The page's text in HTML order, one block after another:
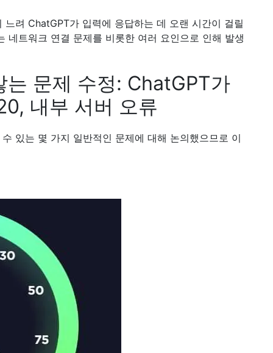
느려 ChatGPT가 입력에 응답하는 데 오랜 시간이 걸릴
네트워크 연결 문제를 비롯한 여러 요인으로 인해 발생
문제 수정: ChatGPT가
내부 서버 오류
있는 몇 가지 일반적인 문제에 대해 논의했으므로 이